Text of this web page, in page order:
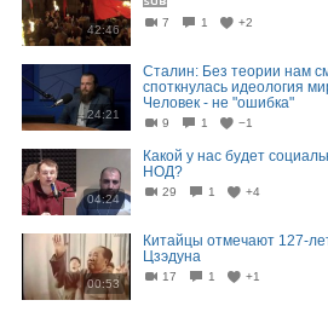
42:46
7 1 +2
24:21
Сталин: Без теории нам
споткнулась идеология
Человек - не "ошибка"
9 1 −1
04:24
Какой у нас будет
НОД?
29 1 +4
00:53
Китайцы отмечают 127-
Цзэдуна
17 1 +1